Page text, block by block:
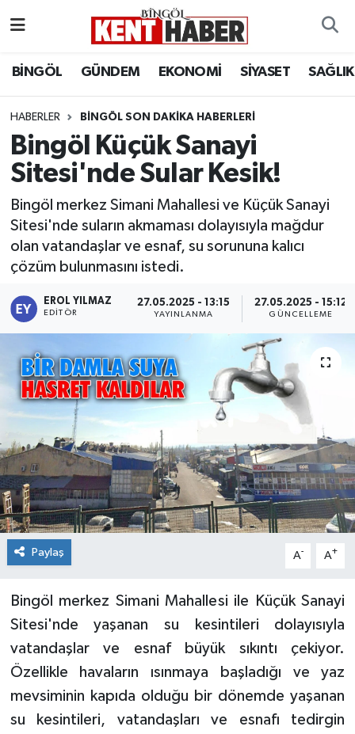
BİNGÖL GÜNDEM EKONOMİ SİYASET SAĞLIK
HABERLER BINGÖL SON DAKIKA HABERLERI
Bingöl Küçük Sanayi
Sitesi'nde Sular Kesik!
Bingöl merkez Simani Mahallesi ve Küçük Sanayi
Sitesi'nde suların akmaması dolayısıyla mağdur
olan vatandaşlar ve esnaf, su sorununa kalıcı
çözüm bulunmasını istedi.
EROL YILMAZ
EDITÖR
27.05.2025 - 13:15
YAYINLANMA
27.05.2025 - 15:12
GÜNCELLEME
Paylaş A- A+
Bingöl merkez Simani Mahallesi ile Küçük Sanayi
Sitesi'nde yaşanan su kesintileri dolayısıyla
vatandaşlar ve esnaf büyük sıkıntı çekiyor.
Özellikle havaların ısınmaya başladığı ve yaz
mevsiminin kapıda olduğu bir dönemde yaşanan
su kesintileri, vatandaşları ve esnafı tedirgin
BİLİM-TEKNOLOJİ
DÜNYA
EĞİTİM
EKONOMİ
GENÇ
GÜNDEM
KİĞI
MERKEZ
RESMİ İLANLAR
SAĞLIK
SPOR
YAYLADERE
Bingöl Hava Durumu
Bingöl Namaz Vakitleri
Bingöl Trafik Yoğunluk Haritası
Süper Lig Puan Durumu ve Fikstür
Tüm Manşetler
Son Dakika Haberleri